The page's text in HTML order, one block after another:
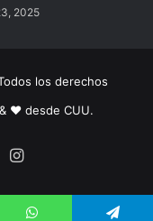
2025
los derechos
❤️ desde CUU.
Instagram